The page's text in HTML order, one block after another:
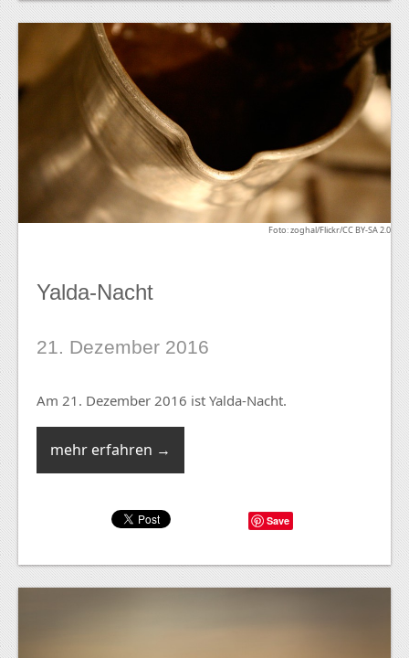
Foto: zoghal/Flickr/CC BY-SA 2.0
Yalda-Nacht
21. Dezember 2016
Am 21. Dezember 2016 ist Yalda-Nacht.
mehr erfahren →
Save